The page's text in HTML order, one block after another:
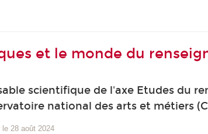
et le monde du
scientifique de l'axe Etudes du
national des arts et métiers
le 28 août 2024